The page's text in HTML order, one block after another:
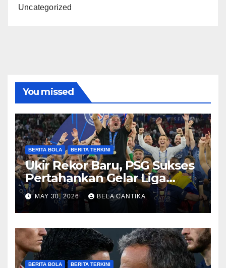
Uncategorized
You missed
BERITA BOLA BERITA TERKINI
Ukir Rekor Baru, PSG Sukses
Pertahankan Gelar Liga
Champions
MAY 30, 2026 BELA CANTIKA
BERITA BOLA BERITA TERKINI